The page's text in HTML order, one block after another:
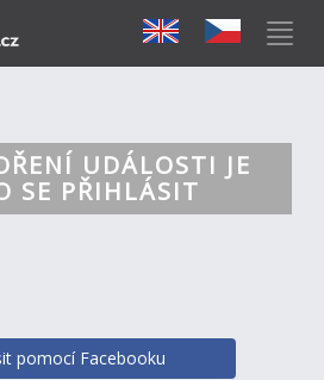
UDÁLOSTI JE
SE PŘIHLÁSIT
pomocí Facebooku